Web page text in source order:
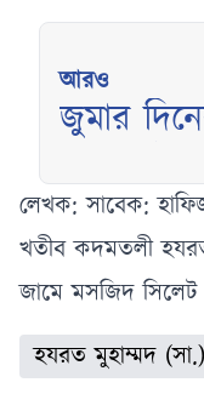
আরও
জুমার
আলোকে
জানুন
লেখক: সাবেক:
খতীব কদমতলী হযরত
জামে মসজিদ
হযরত মুহাম্মদ (সা.)